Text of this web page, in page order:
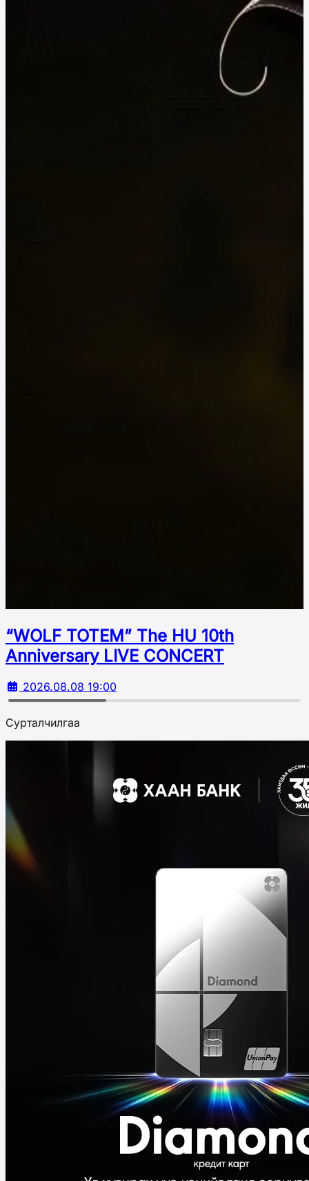
“WOLF TOTEM” The HU 10th
Аnniversary LIVE CONCERT
2026.08.08 19:00
Сурталчилгаа